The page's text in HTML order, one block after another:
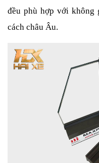
đều phù hợp với không
cách châu Âu.